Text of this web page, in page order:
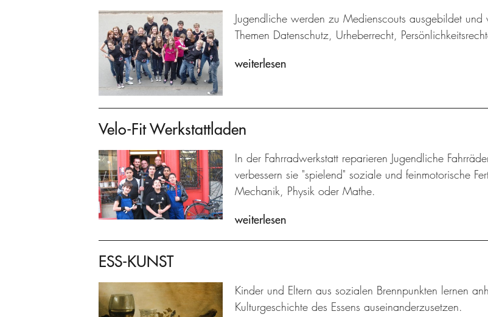
Jugendliche werden zu Medienscouts ausgebildet
Themen Datenschutz, Urheberrecht,
weiterlesen
Velo-Fit Werkstattladen
In der Fahrradwerkstatt reparieren Jugendliche
verbessern sie "spielend" soziale und feinmotorische
Mechanik, Physik oder Mathe.
weiterlesen
ESS-KUNST
Kinder und Eltern aus sozialen Brennpunkten lernen
Kulturgeschichte des Essens auseinanderzusetzen.